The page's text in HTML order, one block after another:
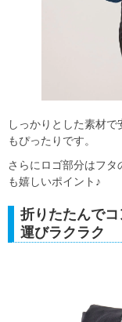
しっかりとした素材
もぴったりです。
さらにロゴ部分はフ
も嬉しいポイント♪
折りたたんで
運びラクラク